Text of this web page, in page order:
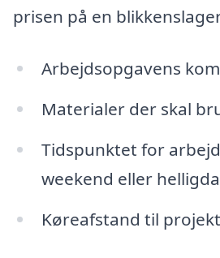
prisen på en
Arbejdsopgavens
Materialer der skal
Tidspunktet for
weekend eller
Køreafstand til